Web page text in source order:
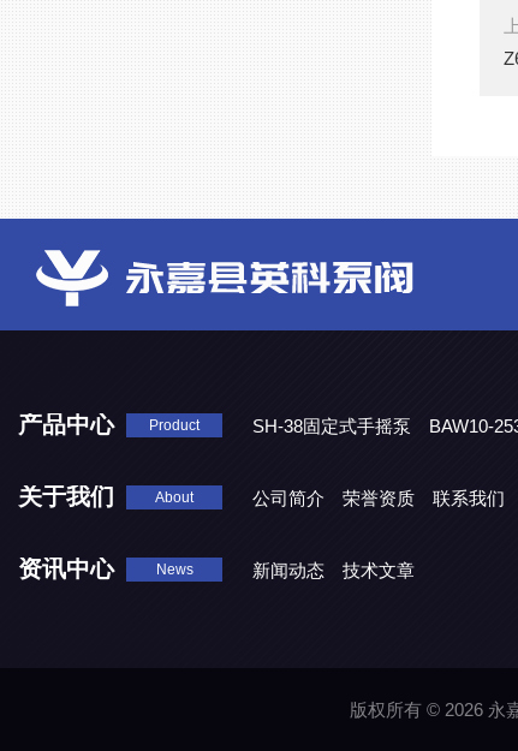
产品中心 Product SH-38固定式手摇泵 BAW10-
关于我们 About 公司简介 荣誉资质 联系我们
资讯中心 News 新闻动态 技术文章
版权所有 © 2026 永